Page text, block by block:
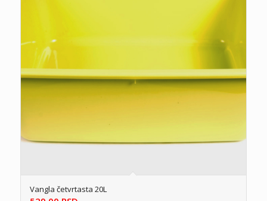
Vangla četvrtasta 20L